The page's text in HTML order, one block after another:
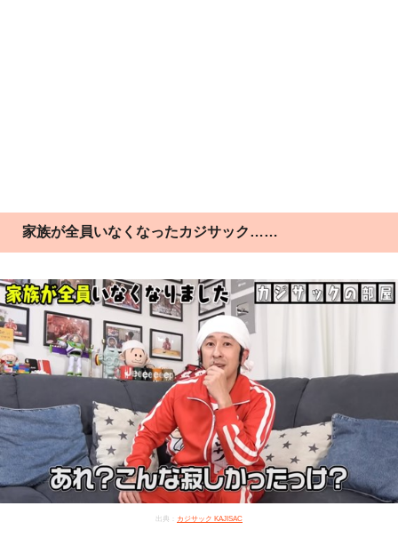
家族が全員いなくなったカジサック……
出典： カジサック KAJISAC